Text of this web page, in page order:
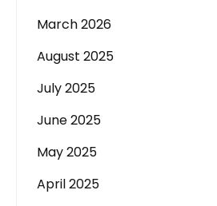
March 2026
August 2025
July 2025
June 2025
May 2025
April 2025